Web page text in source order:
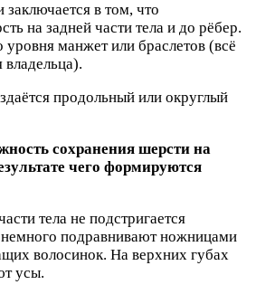
в том, что
на задней части тела и до рёбер.
манжет или браслетов (всё
владельца).
продольный или округлый
сохранения шерсти на
чего формируются
тела не подстригается
подравнивают ножницами
волосинок. На верхних губах
усы.